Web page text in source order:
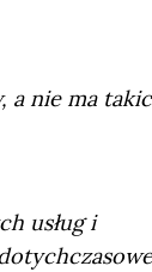
a nie ma
usług i